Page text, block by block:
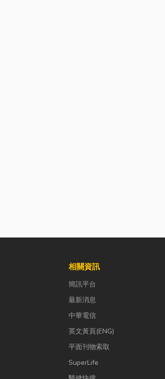
相關資訊
簡訊平台
最新消息
中華電信
英文黃頁(ENG)
平面刊物索取
SuperLife